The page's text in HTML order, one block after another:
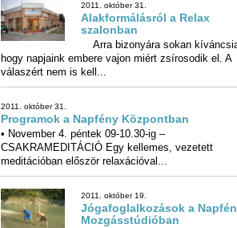
2011. október 31.
Alakformálásról a Relax
szalonban
Arra bizonyára sokan
hogy napjaink embere vajon miért zsírosodik
válaszért nem is kell...
2011. október 31.
Programok a Napfény Központban
• November 4. péntek 09-10.30-ig –
CSAKRAMEDITÁCIÓ Egy kellemes, vezetett
meditációban először relaxációval...
2011. október 19.
Jógafoglalkozások a
Mozgásstúdióban